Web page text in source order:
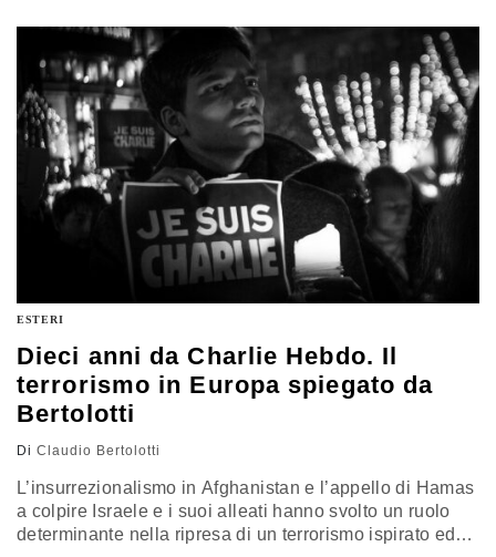
catalizzatore per l’insorgenza o la radicalizzazione di
gruppi armati non statali. L’analisi di Claudio Bertolotti,
direttore di Start InSight
ESTERI
Dieci anni da Charlie Hebdo. Il
terrorismo in Europa spiegato da
Bertolotti
Di Claudio Bertolotti
L’insurrezionalismo in Afghanistan e l’appello di Hamas
a colpire Israele e i suoi alleati hanno svolto un ruolo
determinante nella ripresa di un terrorismo ispirato ed